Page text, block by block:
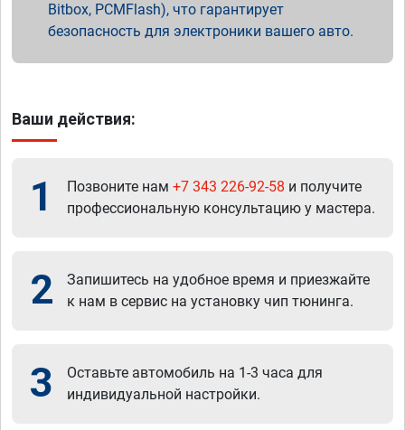
Bitbox, PCMFlash), что гарантирует
безопасность для электроники вашего авто.
Ваши действия:
1 Позвоните нам +7 343 226-92-58 и получите
профессиональную консультацию у мастера.
2
Запишитесь на удобное время и приезжайте
к нам в сервис на установку чип тюнинга.
3
Оставьте автомобиль на 1-3 часа для
индивидуальной настройки.